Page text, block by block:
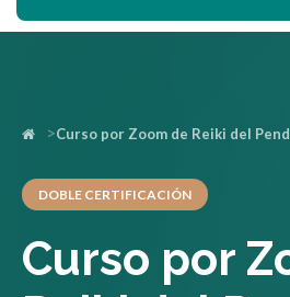
Curso por Zoom de Reiki del
DOBLE CERTIFICACIÓN
Curso por